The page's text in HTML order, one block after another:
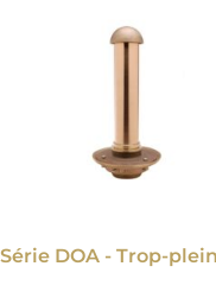
Série DOA - Trop-plein